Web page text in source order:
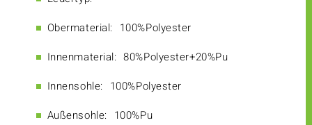
Obermaterial: 100%Polyester
Innenmaterial: 80%Polyester+20%Pu
Innensohle: 100%Polyester
Außensohle: 100%Pu